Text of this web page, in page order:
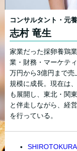
コンサルタント・元
志村 竜生
家業だった採卵養鶏
業・財務・マーケテ
万円から3億円まで
規模に成長。現在は
も展開し、東北・関
と伴走しながら、経
を行っている。
SHIROTOKURA